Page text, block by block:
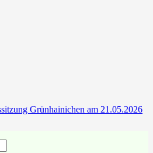
Grünhainichen am 21.05.2026